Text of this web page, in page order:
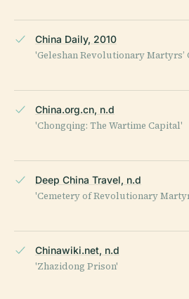
China Daily, 2010
'Geleshan Revolutionary Martyrs’
China.org.cn, n.d
'Chongqing: The Wartime Capital'
Deep China Travel, n.d
'Cemetery of Revolutionary
Chinawiki.net, n.d
'Zhazidong Prison'